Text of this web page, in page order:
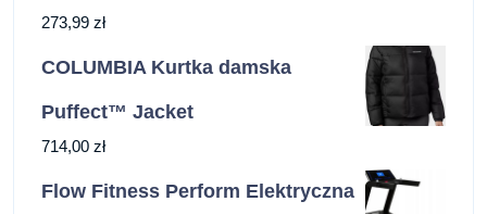
273,99 zł
COLUMBIA Kurtka damska
Puffect™ Jacket
714,00 zł
Flow Fitness Perform Elektryczna